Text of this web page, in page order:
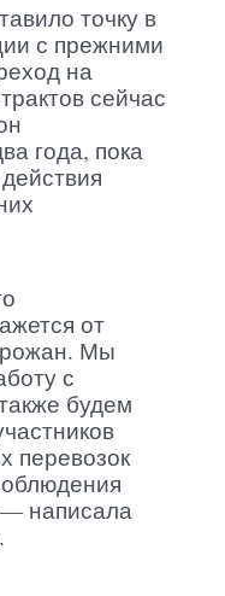
точку в
с прежними
на
сейчас
года, пока
от
Мы
с
будем
перевозок
написала